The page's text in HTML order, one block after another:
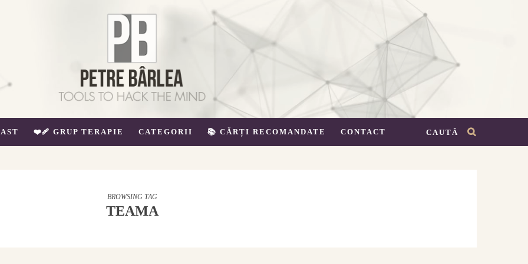
CAUTĂ
❤️‍🩹 GRUP TERAPIE CATEGORII 📚 CĂRȚI RECOMANDATE CONTACT
BROWSING TAG
TEAMA